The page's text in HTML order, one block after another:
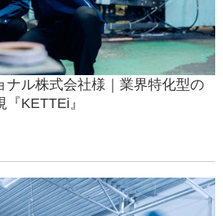
ナル株式会社様｜業界特化型の
KETTEi』